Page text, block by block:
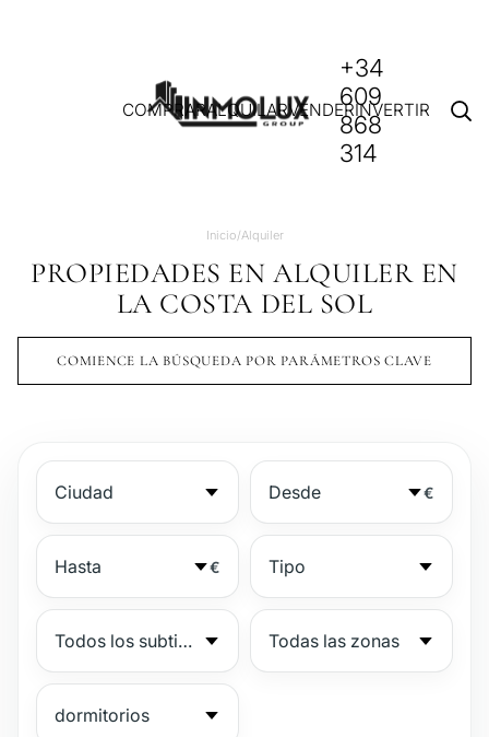
COMPRARALQUILARVENDERINVERTIR
+34
609
868
314
Inicio/Alquiler
PROPIEDADES EN ALQUILER EN
LA COSTA DEL SOL
COMIENCE LA BÚSQUEDA POR PARÁMETROS CLAVE
€
€